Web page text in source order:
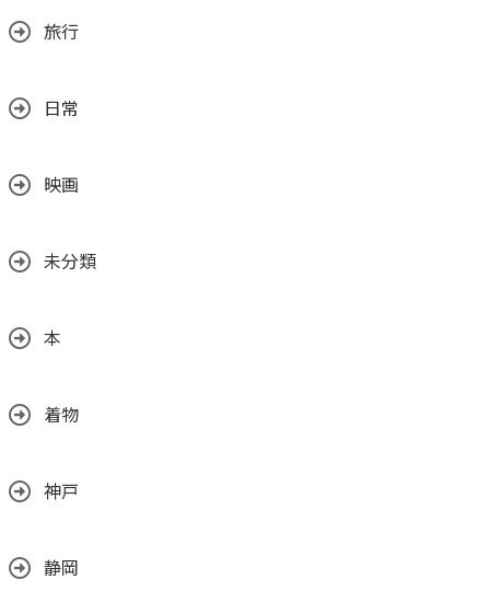
旅行
日常
映画
未分類
本
着物
神戸
静岡